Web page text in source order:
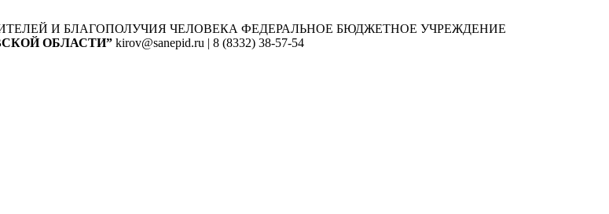
И БЛАГОПОЛУЧИЯ ЧЕЛОВЕКА ФЕДЕРАЛЬНОЕ БЮДЖЕТНОЕ УЧРЕЖДЕНИЕ
ОБЛАСТИ” kirov@sanepid.ru | 8 (8332) 38-57-54